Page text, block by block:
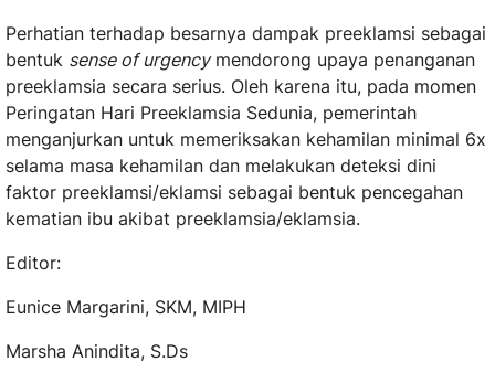
Perhatian terhadap besarnya dampak preeklamsi sebagai
bentuk sense of urgencymendorong upaya penanganan
preeklamsia secara serius. Oleh karena itu, pada momen
Peringatan Hari Preeklamsia Sedunia, pemerintah
menganjurkan untuk memeriksakan kehamilan minimal 6x
selama masa kehamilan dan melakukan deteksi dini
faktor preeklamsi/eklamsi sebagai bentuk pencegahan
kematian ibu akibat preeklamsia/eklamsia.
Editor:
Eunice Margarini, SKM, MIPH
Marsha Anindita, S.Ds